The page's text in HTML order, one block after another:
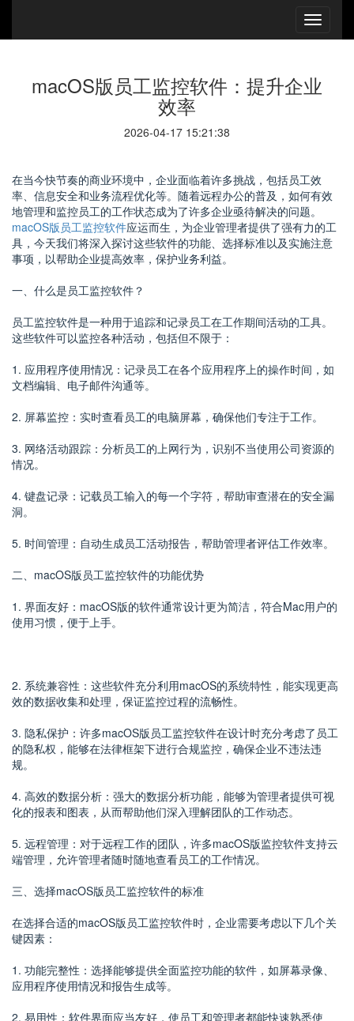
macOS版员工监控软件：提升企业
效率
2026-04-17 15:21:38
在当今快节奏的商业环境中，企业面临着许多挑战，包括员工效
率、信息安全和业务流程优化等。随着远程办公的普及，如何有效
地管理和监控员工的工作状态成为了许多企业亟待解决的问题。
macOS版员工监控软件应运而生，为企业管理者提供了强有力的工
具，今天我们将深入探讨这些软件的功能、选择标准以及实施注意
事项，以帮助企业提高效率，保护业务利益。
一、什么是员工监控软件？
员工监控软件是一种用于追踪和记录员工在工作期间活动的工具。
这些软件可以监控各种活动，包括但不限于：
1. 应用程序使用情况：记录员工在各个应用程序上的操作时间，如
文档编辑、电子邮件沟通等。
2. 屏幕监控：实时查看员工的电脑屏幕，确保他们专注于工作。
3. 网络活动跟踪：分析员工的上网行为，识别不当使用公司资源的
情况。
4. 键盘记录：记载员工输入的每一个字符，帮助审查潜在的安全漏
洞。
5. 时间管理：自动生成员工活动报告，帮助管理者评估工作效率。
二、macOS版员工监控软件的功能优势
1. 界面友好：macOS版的软件通常设计更为简洁，符合Mac用户的
使用习惯，便于上手。
2. 系统兼容性：这些软件充分利用macOS的系统特性，能实现更高
效的数据收集和处理，保证监控过程的流畅性。
3. 隐私保护：许多macOS版员工监控软件在设计时充分考虑了员工
的隐私权，能够在法律框架下进行合规监控，确保企业不违法违
规。
4. 高效的数据分析：强大的数据分析功能，能够为管理者提供可视
化的报表和图表，从而帮助他们深入理解团队的工作动态。
5. 远程管理：对于远程工作的团队，许多macOS版监控软件支持云
端管理，允许管理者随时随地查看员工的工作情况。
三、选择macOS版员工监控软件的标准
在选择合适的macOS版员工监控软件时，企业需要考虑以下几个关
键因素：
1. 功能完整性：选择能够提供全面监控功能的软件，如屏幕录像、
应用程序使用情况和报告生成等。
2. 易用性：软件界面应当友好，使员工和管理者都能快速熟悉使